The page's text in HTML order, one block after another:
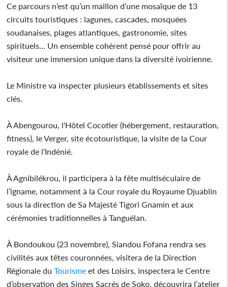
Ce parcours n’est qu’un maillon d’une mosaïque de 13
circuits touristiques : lagunes, cascades, mosquées
soudanaises, plages atlantiques, gastronomie, sites
spirituels… Un ensemble cohérent pensé pour offrir au
visiteur une immersion unique dans la diversité ivoirienne.
Le Ministre va inspecter plusieurs établissements et sites
clés.
À Abengourou, l'Hôtel Cocotier (hébergement, restauration,
fitness), le Verger, site écotouristique, la visite de la Cour
royale de l’Indénié.
À Agnibilékrou, il participera à la fête multiséculaire de
l’igname, notamment à la Cour royale du Royaume Djuablin
sous la direction de Sa Majesté Tigori Gnamin et aux
cérémonies traditionnelles à Tanguélan.
À Bondoukou (23 novembre), Siandou Fofana rendra ses
civilités aux têtes couronnées, visitera de la Direction
Régionale duTourisme et des Loisirs, inspectera le Centre
d’observation des Singes Sacrés de Soko, découvrira l’atelier